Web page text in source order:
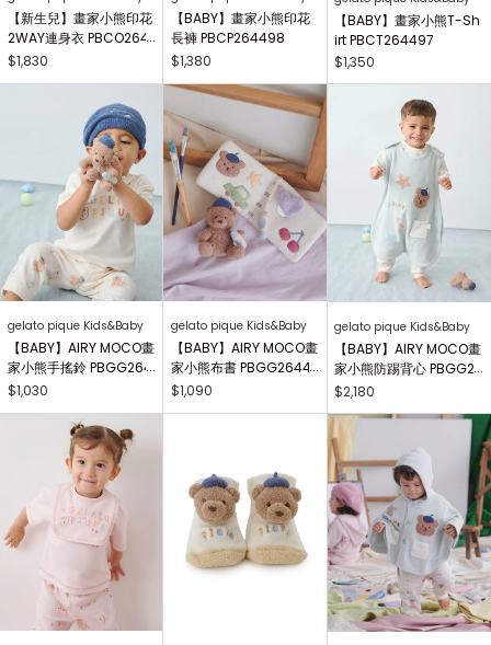
【新生兒】畫家小熊印花
2WAY連身衣 PBCO264
738
$1,830
【BABY】畫家小熊印花
長褲 PBCP264498
$1,380
【BABY】畫家小熊T-Sh
irt PBCT264497
$1,350
gelato pique Kids&Baby
【BABY】AIRY MOCO畫
家小熊手搖鈴 PBGG264
414
$1,030
gelato pique Kids&Baby
【BABY】AIRY MOCO畫
家小熊布書 PBGG26441
8
$1,090
gelato pique Kids&Baby
【BABY】AIRY MOCO畫
家小熊防踢背心 PBGG2
64465
$2,180